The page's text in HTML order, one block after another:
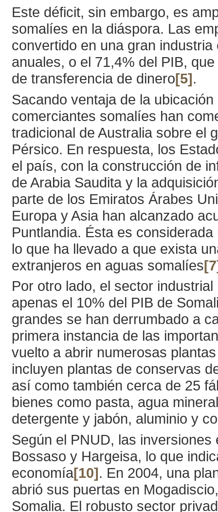
Este déficit, sin embargo, es
somalíes en la diáspora. Las
convertido en una gran
anuales, o el 71,4% del PIB,
de transferencia de dinero[5].
Sacando ventaja de la
comerciantes somalíes han
tradicional de Australia sobre el
Pérsico. En respuesta, los
el país, con la construcción de
de Arabia Saudita y la
parte de los Emiratos Árabes
Europa y Asia han alcanzado
Puntlandia. Ésta es
lo que ha llevado a que exista
extranjeros en aguas somalíes
Por otro lado, el sector
apenas el 10% del PIB de
grandes se han derrumbado a
primera instancia de las
vuelto a abrir numerosas
incluyen plantas de conservas
así como también cerca de 25
bienes como pasta, agua
detergente y jabón, aluminio y
Según el PNUD, las
Bossaso y Hargeisa, lo que
economía[10]. En 2004, una
abrió sus puertas en
Somalia. El robusto sector